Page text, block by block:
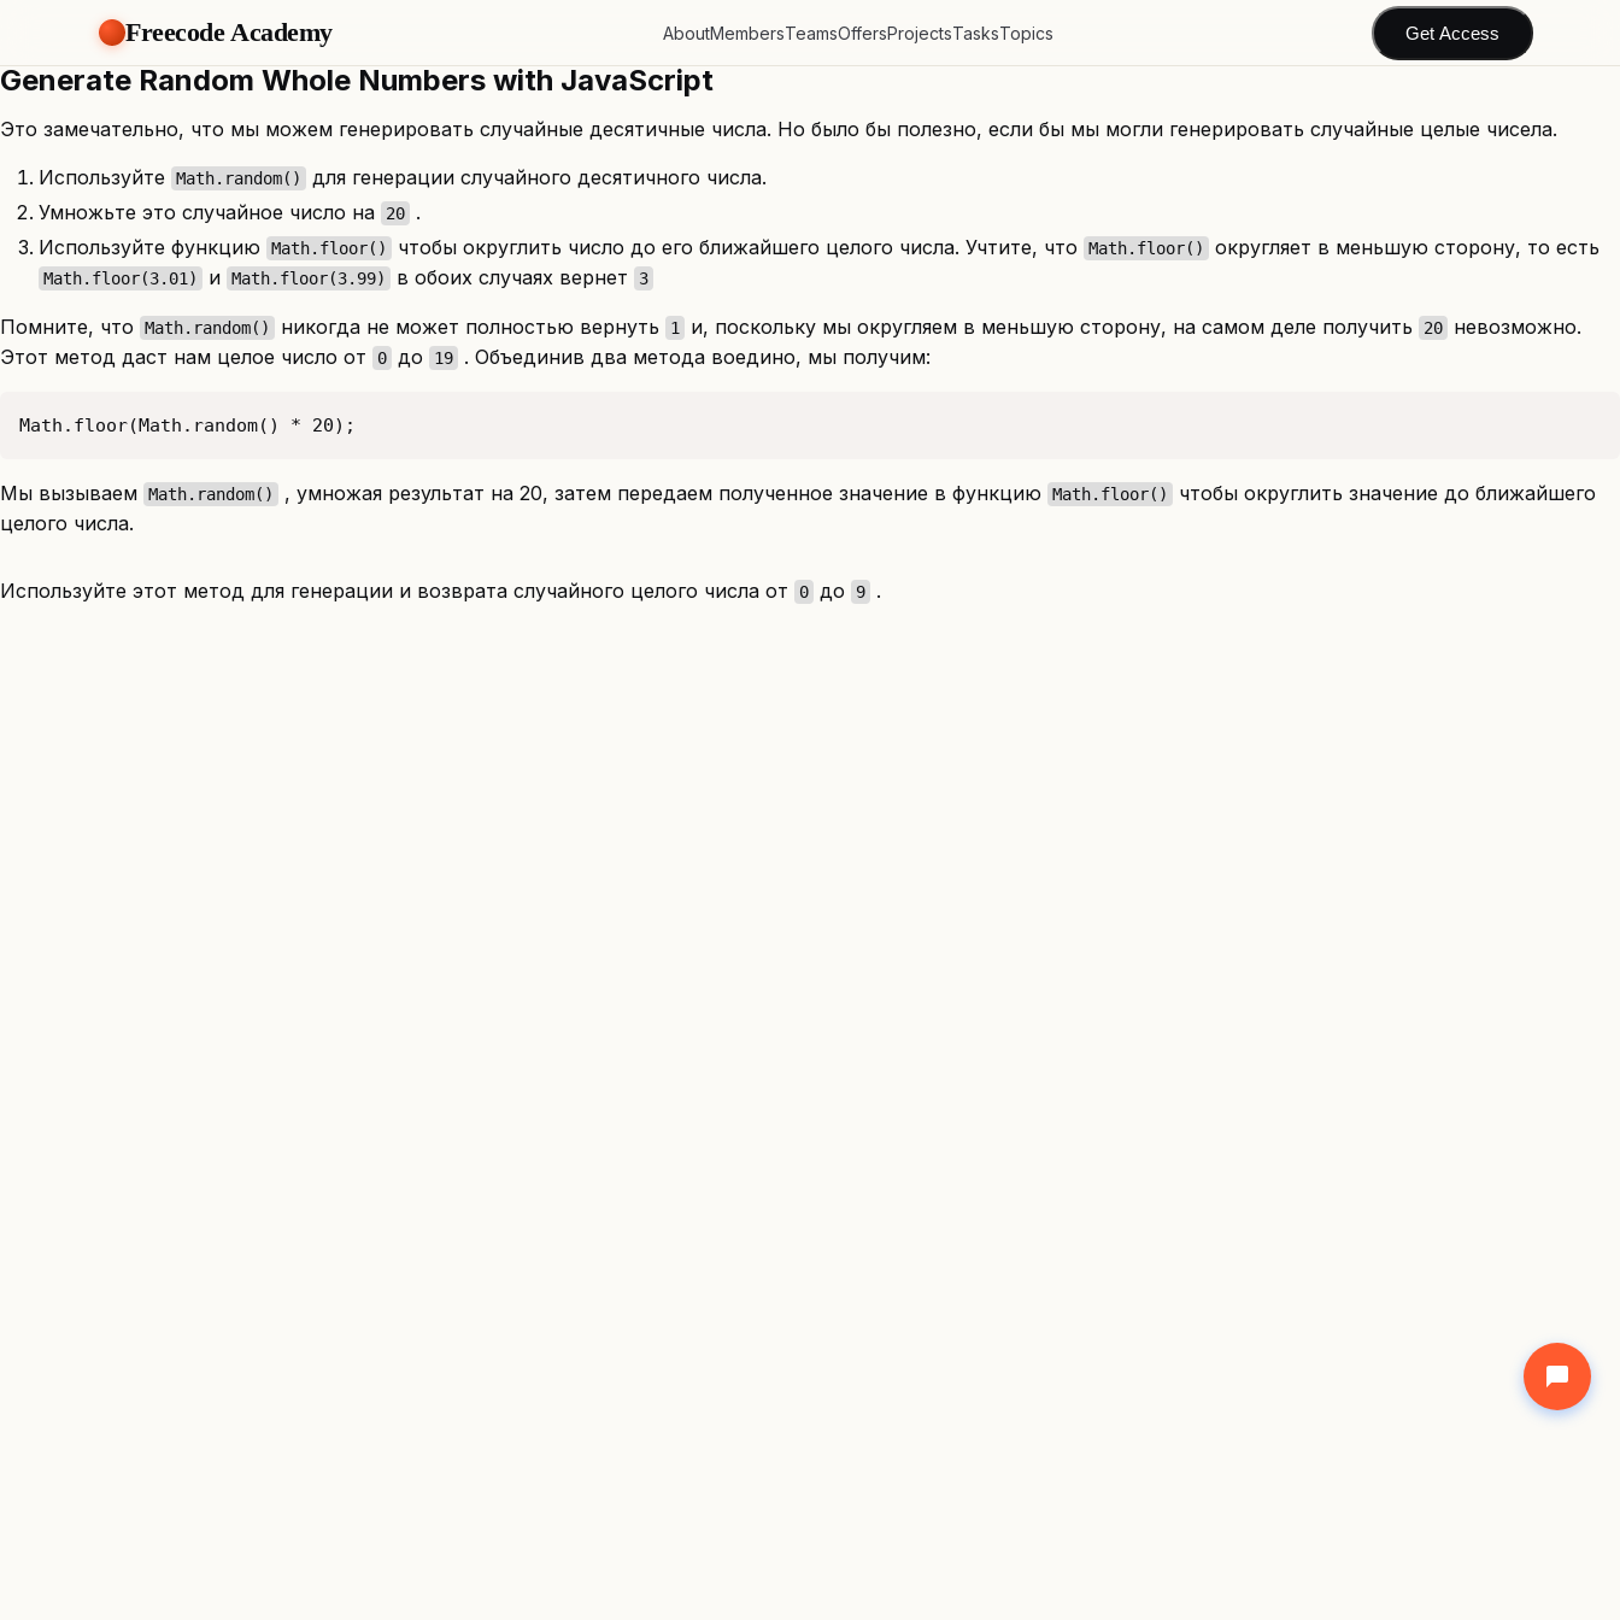
Freecode Academy AboutMembersTeamsOffersProjectsTasksTopics Get Access
Generate Random Whole Numbers with JavaScript
Это замечательно, что мы можем генерировать случайные десятичные числа. Но было бы полезно, если бы мы могли генерировать случайные целые чисела.
Используйте
Math.random()
для генерации случайного десятичного числа.
Умножьте это случайное число на
20
.
Используйте функцию
Math.floor() чтобы округлить число до его ближайшего целого числа. Учтите, что Math.floor() округляет в меньшую сторону, то есть
Math.floor(3.01) и Math.floor(3.99) в обоих случаях вернет 3
Помните, что Math.random() никогда не может полностью вернуть 1 и, поскольку мы округляем в меньшую сторону, на самом деле получить 20
невозможно.
Этот метод даст нам целое число от
0 до 19 . Объединив два метода воедино, мы получим:
Math.floor(Math.random() * 20);
Мы вызываем Math.random() , умножая результат на 20, затем передаем полученное значение в функцию Math.floor()
чтобы округлить значение до ближайшего
целого числа.
Используйте этот метод для генерации и возврата случайного целого числа от 0 до 9 .